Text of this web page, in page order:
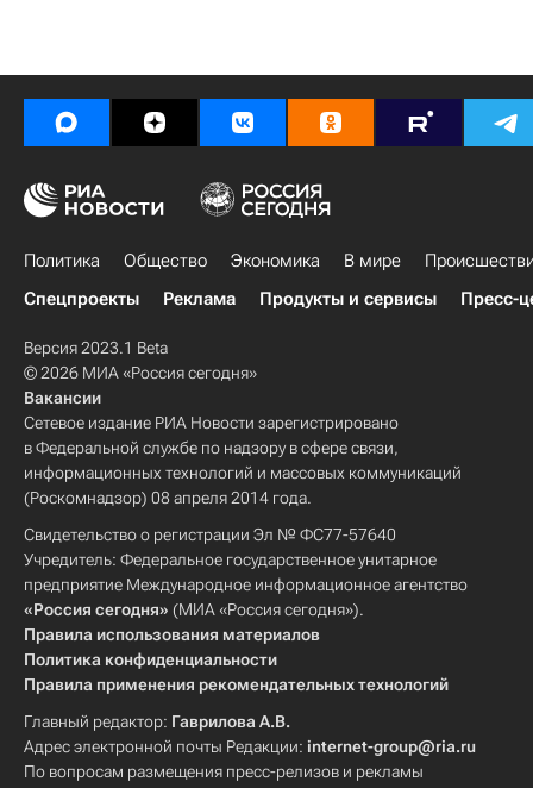
Политика Общество Экономика В мире
Спецпроекты
Реклама Продукты и сервисы Пресс-
Версия 2023.1 Beta
© 2026 МИА «Россия сегодня»
Вакансии
Сетевое издание РИА Новости зарегистрировано
в Федеральной службе по надзору в сфере связи,
информационных технологий и массовых коммуникаций
(Роскомнадзор) 08 апреля 2014 года.
Свидетельство о регистрации Эл № ФС77-57640
Учредитель: Федеральное государственное унитарное
предприятие Международное информационное агентство
«Россия сегодня» (МИА «Россия сегодня»).
Правила использования материалов
Политика конфиденциальности
Правила применения рекомендательных технологий
Главный редактор: Гаврилова А.В.
Адрес электронной почты Редакции: internet-group@ria.ru
По вопросам размещения пресс-релизов и рекламы